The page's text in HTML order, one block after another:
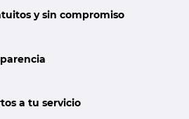
y sin compromiso
a tu servicio